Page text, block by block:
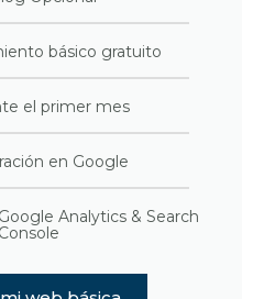
básico gratuito
el primer mes
en Google
Analytics & Search
Console